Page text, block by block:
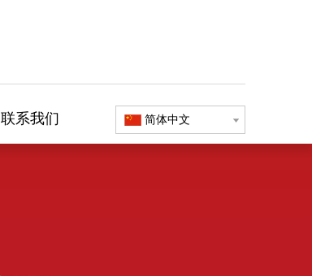
联系我们 简体中文